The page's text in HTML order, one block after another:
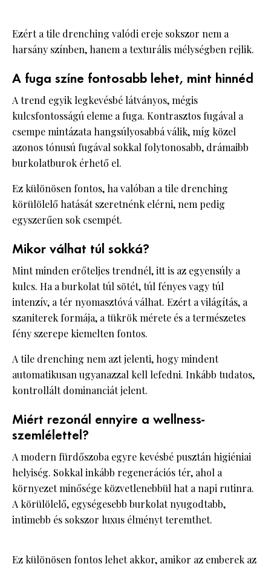
Ezért a tile drenching valódi ereje sokszor nem a
harsány színben, hanem a texturális mélységben rejlik.
A fuga színe fontosabb lehet, mint hinnéd
A trend egyik legkevésbé látványos, mégis
kulcsfontosságú eleme a fuga. Kontrasztos fugával a
csempe mintázata hangsúlyosabbá válik, míg közel
azonos tónusú fugával sokkal folytonosabb, drámaibb
burkolatburok érhető el.
Ez különösen fontos, ha valóban a tile drenching
körülölelő hatását szeretnénk elérni, nem pedig
egyszerűen sok csempét.
Mikor válhat túl sokká?
Mint minden erőteljes trendnél, itt is az egyensúly a
kulcs. Ha a burkolat túl sötét, túl fényes vagy túl
intenzív, a tér nyomasztóvá válhat. Ezért a világítás, a
szaniterek formája, a tükrök mérete és a természetes
fény szerepe kiemelten fontos.
A tile drenching nem azt jelenti, hogy mindent
automatikusan ugyanazzal kell lefedni. Inkább tudatos,
kontrollált dominanciát jelent.
Miért rezonál ennyire a wellness-
szemlélettel?
A modern fürdőszoba egyre kevésbé pusztán higiéniai
helyiség. Sokkal inkább regenerációs tér, ahol a
környezet minősége közvetlenebbül hat a napi rutinra.
A körülölelő, egységesebb burkolat nyugodtabb,
intimebb és sokszor luxus élményt teremthet.
Ez különösen fontos lehet akkor, amikor az emberek az